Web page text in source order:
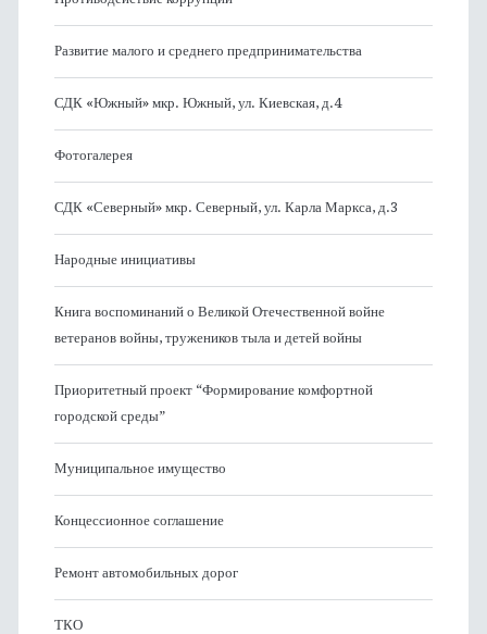
Развитие малого и среднего предпринимательства
СДК «Южный» мкр. Южный, ул. Киевская, д.4
Фотогалерея
СДК «Северный» мкр. Северный, ул. Карла Маркса, д.3
Народные инициативы
Книга воспоминаний о Великой Отечественной войне
ветеранов войны, тружеников тыла и детей войны
Приоритетный проект “Формирование комфортной
городской среды”
Муниципальное имущество
Концессионное соглашение
Ремонт автомобильных дорог
ТКО